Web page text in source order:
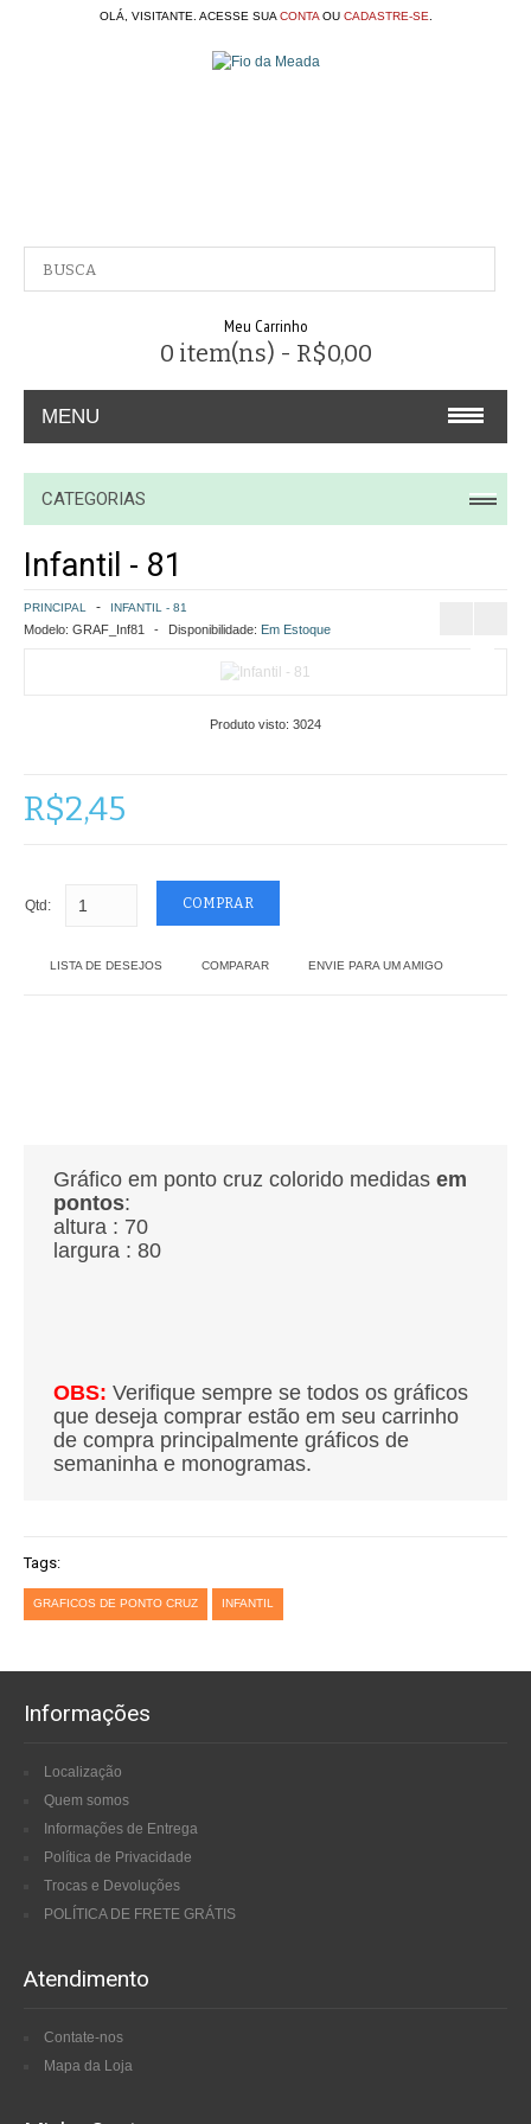
OLÁ, VISITANTE. ACESSE SUA CONTAOU CADASTRE-SE
Meu Carrinho
0 item(ns) - R$0,00
MENU
A EMPRESA
CONTATO
COMO COMPRAR
POLÍTICA DE FRETE GRÁTIS
CONTATO
CATEGORIAS
Infantil - 81
PRINCIPAL INFANTIL - 81
Modelo: GRAF_Inf81 Disponibilidade: Em Estoque
Produto visto: 3024
R$2,45
Qtd:
LISTA DE DESEJOS COMPARAR ENVIE PARA UM AMIGO
Gráfico em ponto cruz colorido medidas em
pontos:
altura : 70
largura : 80
OBS: Verifique sempre se todos os gráficos
que deseja comprar estão em seu carrinho
de compra principalmente gráficos de
semaninha e monogramas.
Tags:
GRAFICOS DE PONTO CRUZ INFANTIL
Informações
Localização
Quem somos
Informações de Entrega
Política de Privacidade
Trocas e Devoluções
POLÍTICA DE FRETE GRÁTIS
Atendimento
Contate-nos
Mapa da Loja